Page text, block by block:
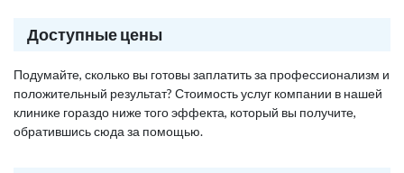
Доступные цены
Подумайте, сколько вы готовы заплатить за профессионализм и
положительный результат? Стоимость услуг компании в нашей
клинике гораздо ниже того эффекта, который вы получите,
обратившись сюда за помощью.